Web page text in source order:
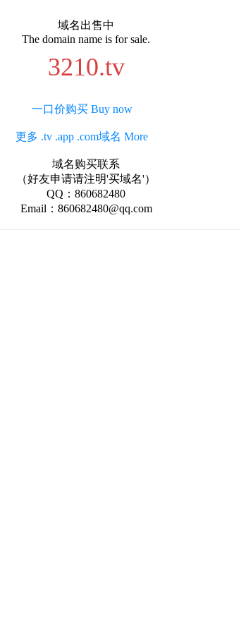
域名出售中
The domain name is for sale.
3210.tv
一口价购买 Buy now
更多 .tv .app .com域名 More
域名购买联系
（好友申请请注明'买域名'）
QQ：860682480
Email：860682480@qq.com